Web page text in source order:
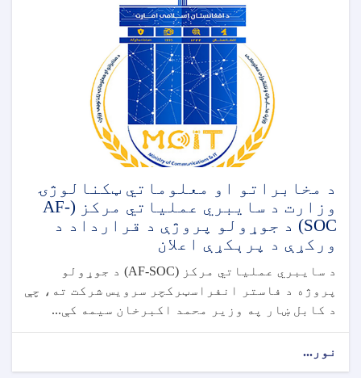
د مخابراتو او معلوماتي ټکنالوژۍ
وزارت د سایبري عملیاتي مرکز (AF-
SOC) د جوړولو پروژې د قرارداد د
ورکړې د پرېکړې اعلان
د سایبري عملیاتي مرکز (AF-SOC) د جوړولو
پروژه د فاستر انفراسټرکچر سرویس شرکت ته، چې
د کابل ښار په وزیر محمد اکبرخان سیمه کې...
نور...